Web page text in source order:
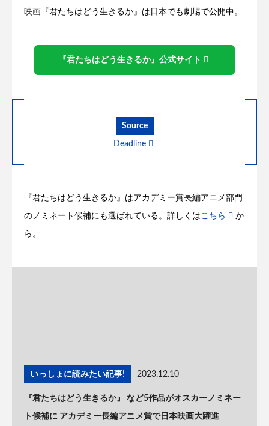
映画『君たちはどう生きるか』は日本でも劇場で公開中。
『君たちはどう生きるか』公式サイト
Source
Deadline
『君たちはどう生きるか』はアカデミー賞長編アニメ部門
のノミネート候補にも選ばれている。詳しくはこちら か
ら。
いっしょに読みたい記事! 2023.12.10
『君たちはどう生きるか』 など5作品がオスカーノミネー
ト候補に アカデミー長編アニメ賞で日本映画大躍進